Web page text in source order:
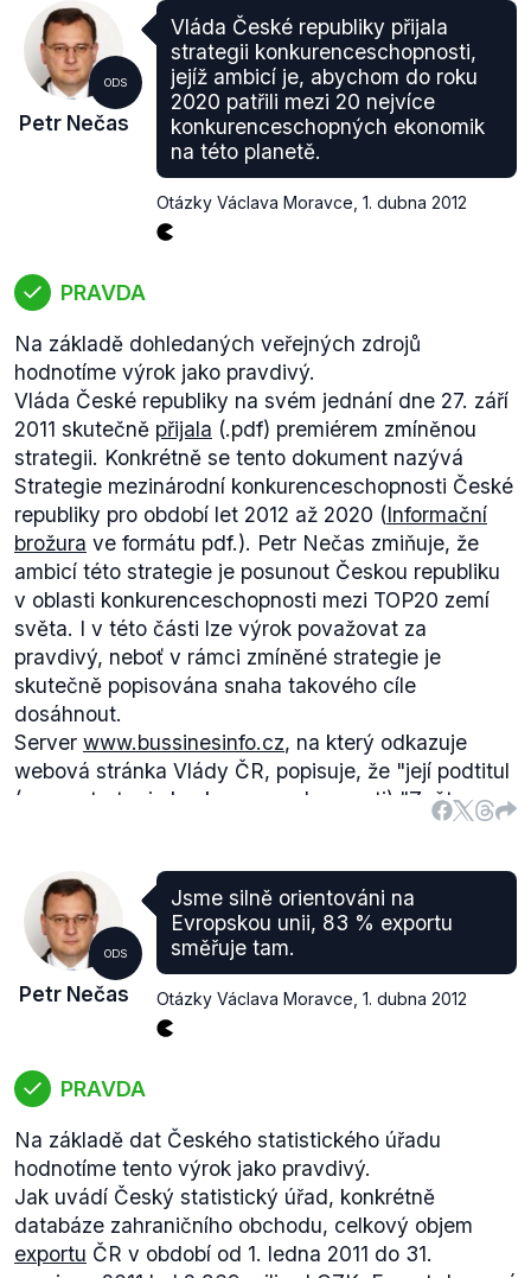
kontrašpionáž, extrémismus, šíření zbraní
hromadného ničení, obchod s konvenčními
zbraněmi a výbušninami, organizovaný zločin,
nelegální migrace, bezpečnosti informačních
systémů a ochrana utajovaných informací.
Klíčovost daných oblastí je subjektivním
hodnocením. V každém případě jsou ale premiérem
zmíněné oblasti součástí BIS a výrok proto
hodnotíme jako pravidvý.
ODS
Petr Nečas
Vláda České republiky přijala
strategii konkurenceschopnosti,
jejíž ambicí je, abychom do roku
2020 patřili mezi 20 nejvíce
konkurenceschopných ekonomik
na této planetě.
Otázky Václava Moravce 1. dubna 2012
PRAVDA
Na základě dohledaných veřejných zdrojů
hodnotíme výrok jako pravdivý.
Vláda České republiky na svém jednání dne 27. září
2011 skutečně přijala (.pdf) premiérem zmíněnou
strategii. Konkrétně se tento dokument nazývá
Strategie mezinárodní konkurenceschopnosti České
republiky pro období let 2012 až 2020 (Informační
brožura ve formátu pdf.). Petr Nečas zmiňuje, že
ambicí této strategie je posunout Českou republiku
v oblasti konkurenceschopnosti mezi TOP20 zemí
světa. I v této části lze výrok považovat za
pravdivý, neboť v rámci zmíněné strategie je
skutečně popisována snaha takového cíle
dosáhnout.
Server www.bussinesinfo.cz, na který odkazuje
webová stránka Vlády ČR, popisuje, že "její podtitul
(pozn. strategie konkurenceschopnosti) "Zpět na
vrchol" charakterizuje záměr vlády dostat do roku
strategie mezi 20 nejvíce konkurenceschopných
zemích světa".
ODS
Petr Nečas
Jsme silně orientováni na
Evropskou unii, 83 % exportu
směřuje tam.
Otázky Václava Moravce 1. dubna 2012
PRAVDA
Na základě dat Českého statistického úřadu
hodnotíme tento výrok jako pravdivý.
Jak uvádí Český statistický úřad, konkrétně
databáze zahraničního obchodu, celkový objem
exportu ČR v období od 1. ledna 2011 do 31.